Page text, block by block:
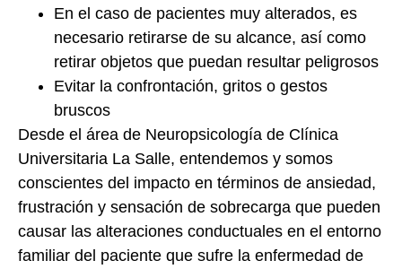
En el caso de pacientes muy alterados, es
necesario retirarse de su alcance, así como
retirar objetos que puedan resultar peligrosos
Evitar la confrontación, gritos o gestos
bruscos
Desde el área de Neuropsicología de Clínica
Universitaria La Salle, entendemos y somos
conscientes del impacto en términos de ansiedad,
frustración y sensación de sobrecarga que pueden
causar las alteraciones conductuales en el entorno
familiar del paciente que sufre la enfermedad de